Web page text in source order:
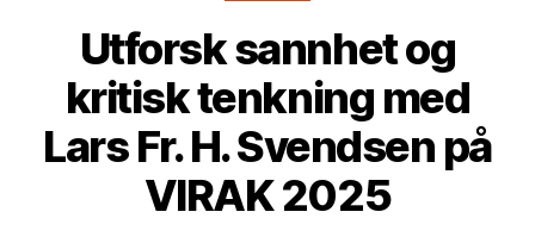
Utforsk sannhet og
kritisk tenkning med
Lars Fr. H. Svendsen på
VIRAK 2025